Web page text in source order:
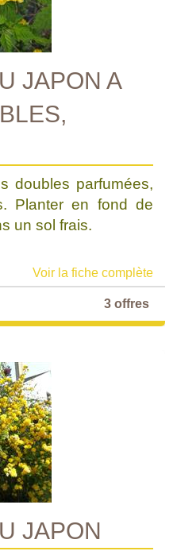
JAPON A
doubles parfumées,
Planter en fond de
un sol frais.
Voir la fiche complète
3 offres
JAPON